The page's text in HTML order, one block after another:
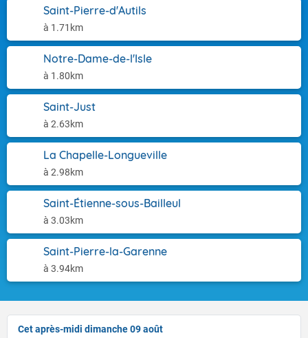
Saint-Pierre-d'Autils
à 1.71km
Notre-Dame-de-l'Isle
à 1.80km
Saint-Just
à 2.63km
La Chapelle-Longueville
à 2.98km
Saint-Étienne-sous-Bailleul
à 3.03km
Saint-Pierre-la-Garenne
à 3.94km
Cet après-midi dimanche 09 août